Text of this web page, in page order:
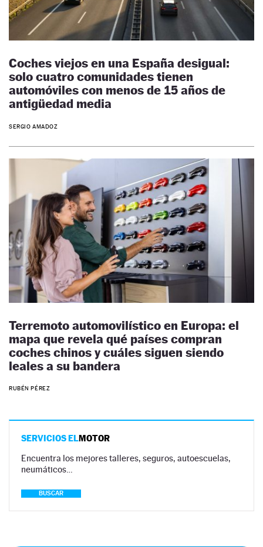
Coches viejos en una España desigual:
solo cuatro comunidades tienen
automóviles con menos de 15 años de
antigüedad media
SERGIO AMADOZ
Terremoto automovilístico en Europa: el
mapa que revela qué países compran
coches chinos y cuáles siguen siendo
leales a su bandera
RUBÉN PÉREZ
SERVICIOS ELMOTOR
Encuentra los mejores talleres, seguros, autoescuelas,
neumáticos…
BUSCAR